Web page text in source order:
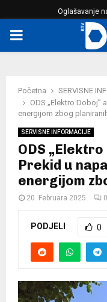
Oglašavanje
PRIMARY
Početna
SERVISNE
ODS „Elektro Doboj”
energijom zbog
SERVISNE INFORMACIJE
ODS
Prekid u
energijom
20. Februara 2025. 0
PODJELI 0